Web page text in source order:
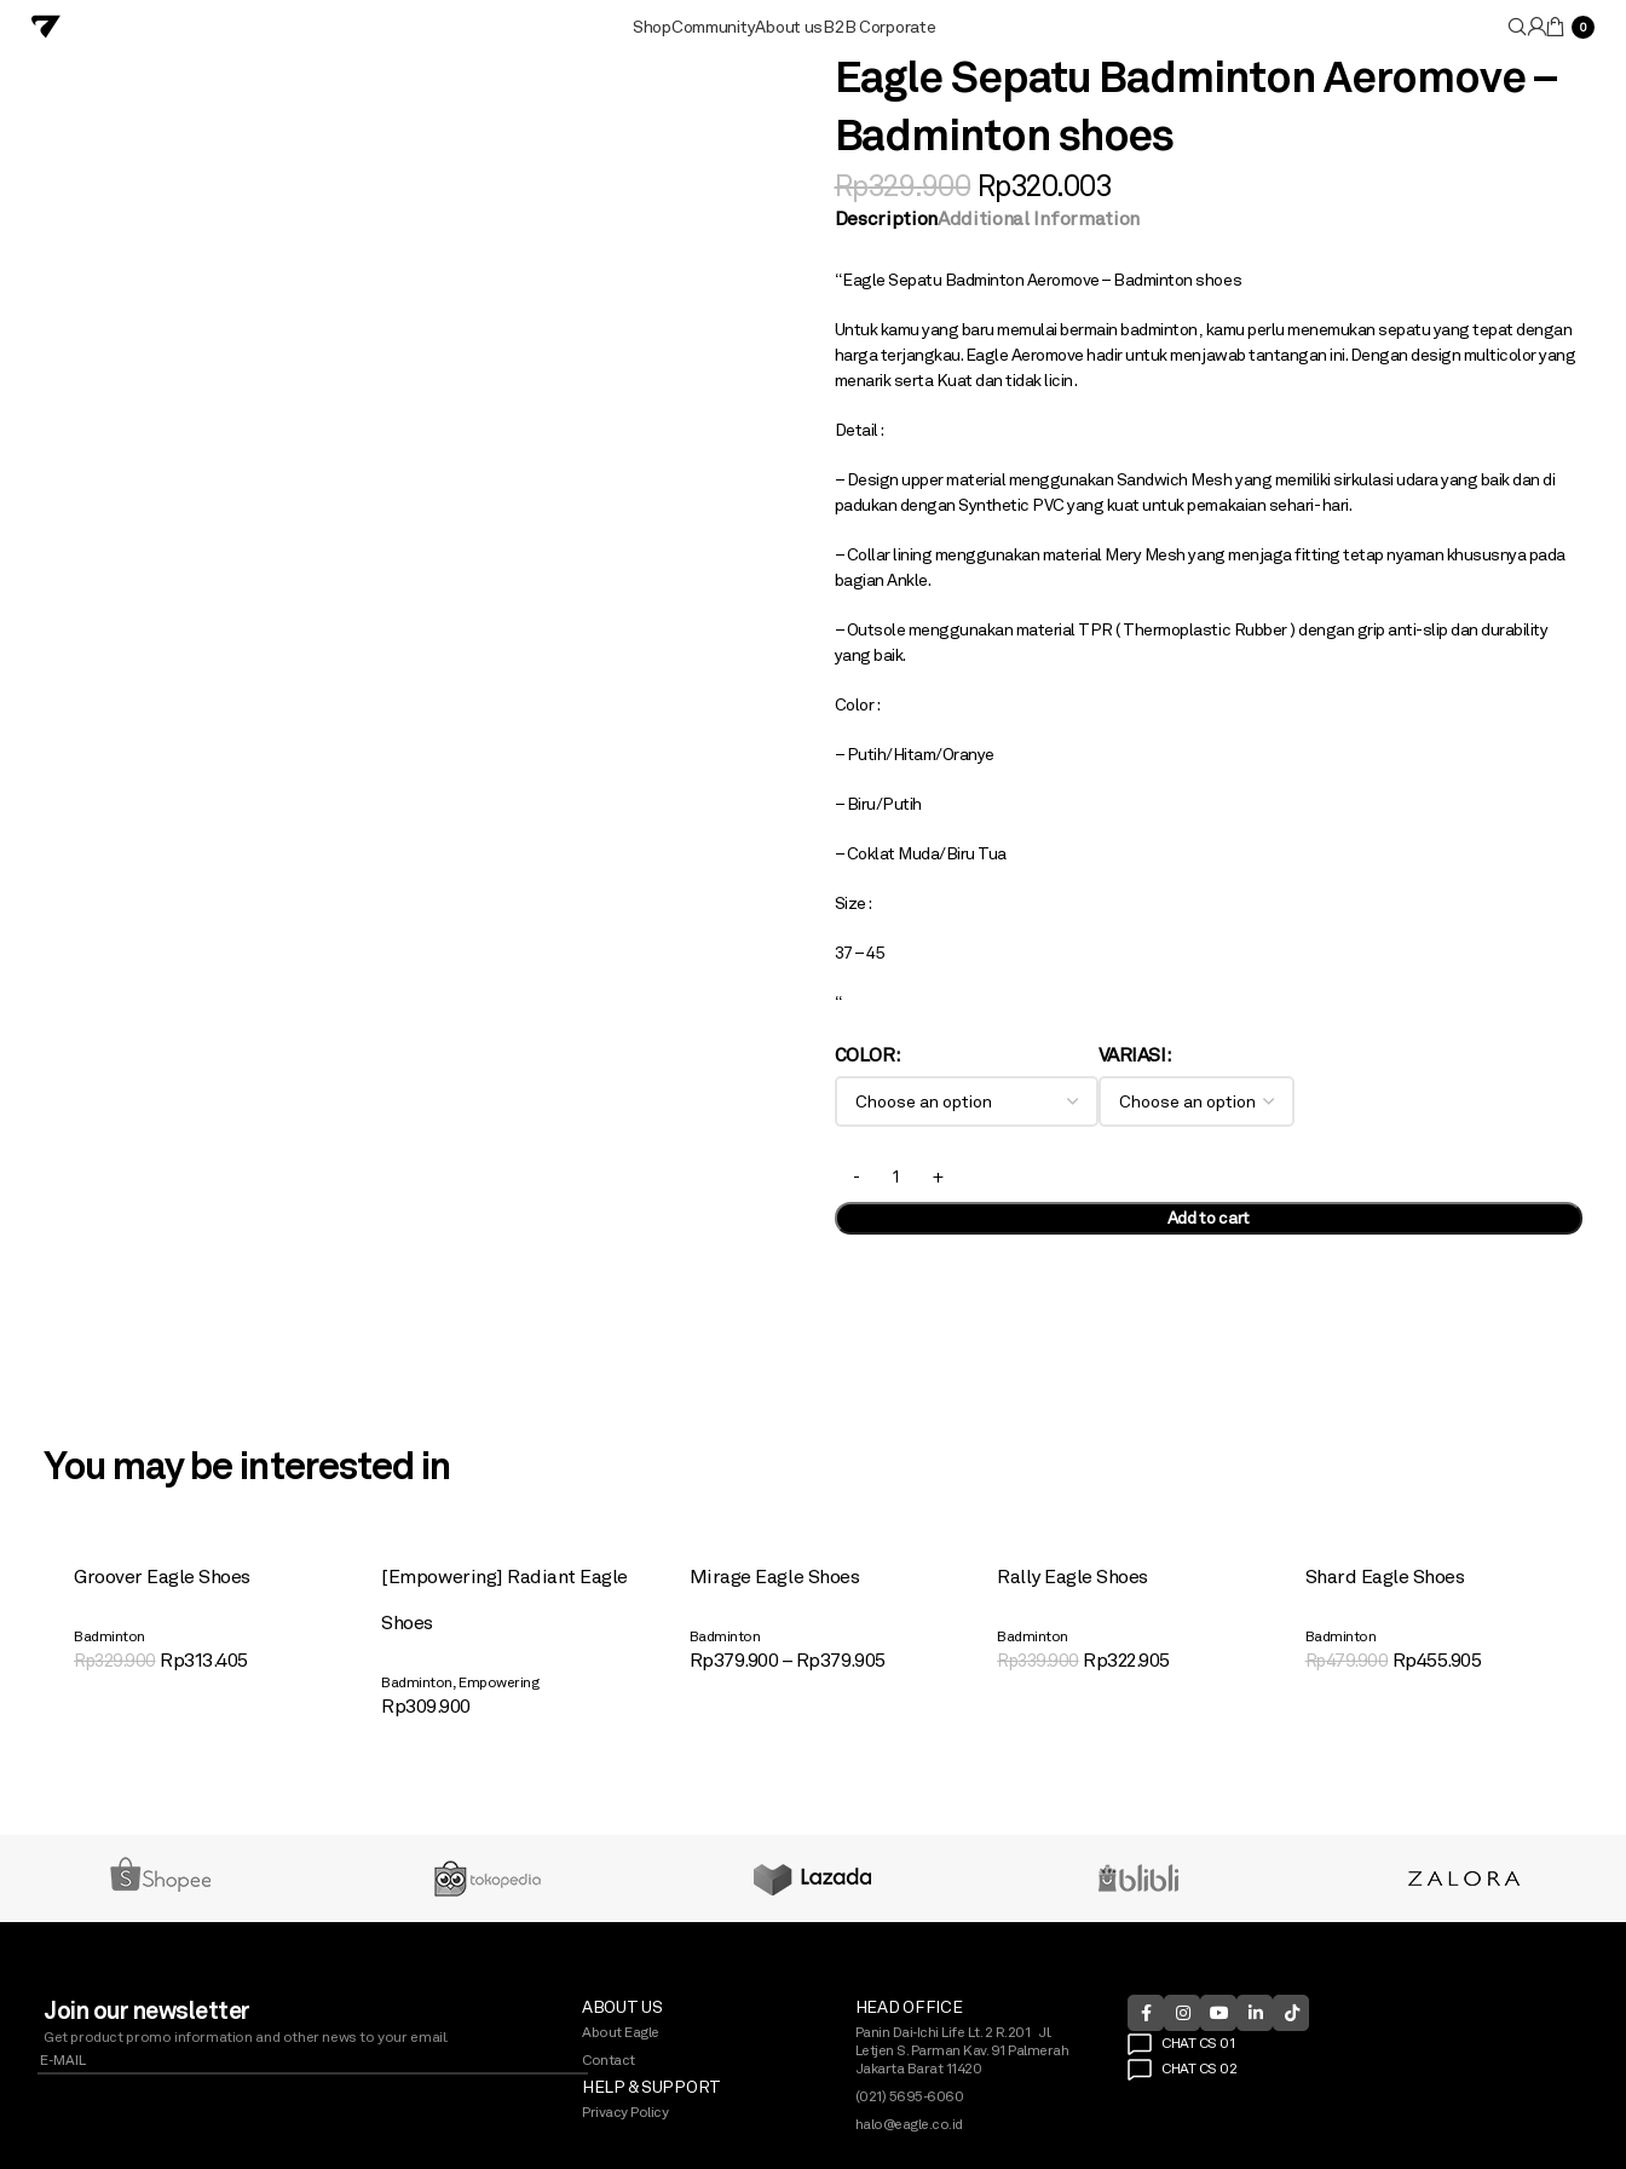
ShopCommunityAbout usB2B Corporate 0
Eagle Sepatu Badminton Aeromove –
Badminton shoes
Rp329.900 Rp320.003
DescriptionAdditional Information
“Eagle Sepatu Badminton Aeromove – Badminton shoes
Untuk kamu yang baru memulai bermain badminton , kamu perlu menemukan sepatu yang tepat dengan
harga terjangkau. Eagle Aeromove hadir untuk menjawab tantangan ini. Dengan design multicolor yang
menarik serta Kuat dan tidak licin .
Detail :
– Design upper material menggunakan Sandwich Mesh yang memiliki sirkulasi udara yang baik dan di
padukan dengan Synthetic PVC yang kuat untuk pemakaian sehari- hari.
– Collar lining menggunakan material Mery Mesh yang menjaga fitting tetap nyaman khususnya pada
bagian Ankle.
– Outsole menggunakan material TPR ( Thermoplastic Rubber ) dengan grip anti-slip dan durability
yang baik.
Color :
– Putih/Hitam/Oranye
– Biru/Putih
– Coklat Muda/Biru Tua
Size :
37 – 45
“
COLOR VARIASI
Add to cart
You may be interested in
Groover Eagle Shoes
Badminton
Rp329.900 Rp313.405
[Empowering] Radiant Eagle
Shoes
Badminton ,Empowering
Rp309.900
Mirage Eagle Shoes
Badminton
Rp379.900 – Rp379.905
Rally Eagle Shoes
Badminton
Rp339.900 Rp322.905
Shard Eagle Shoes
Badminton
Rp479.900 Rp455.905
Join our newsletter
Get product promo information and other news to your email.
ABOUT US
About Eagle
Contact
HELP & SUPPORT
Privacy Policy
HEAD OFFICE
Panin Dai-Ichi Life Lt. 2 R.201 Jl.
Letjen S. Parman Kav. 91 Palmerah
Jakarta Barat 11420
(021) 5695-6060
halo@eagle.co.id
CHAT CS 01
CHAT CS 02